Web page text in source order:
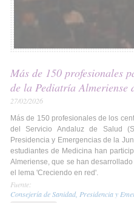
Más de 150 profesionales
de la Pediatría Almeriense
27/02/2026
Más de 150 profesionales de los
del Servicio Andaluz de Salud
Presidencia y Emergencias de la
estudiantes de Medicina han
Almeriense, que se han
el lema 'Creciendo en red'.
Fuente:
Consejería de Sanidad, Presidencia y